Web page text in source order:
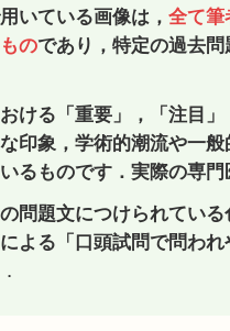
いている画像は， 全て
のであり，特定の過去
ける「重要」，「注目
印象，学術的潮流や一
るものです．実際の専
問題文につけられてい
よる「口頭試問で問われ
．